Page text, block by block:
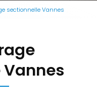
sectionnelle Vannes